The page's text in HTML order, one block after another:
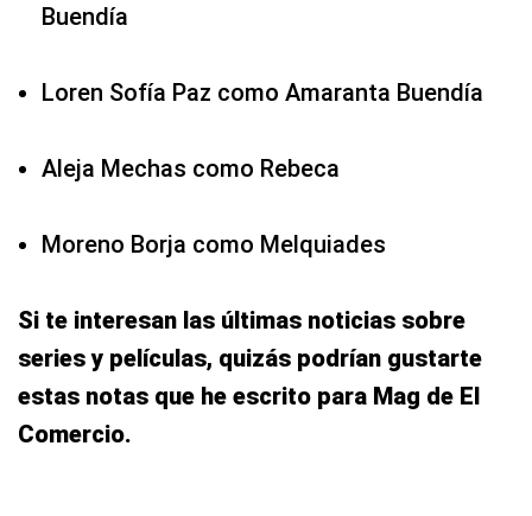
Buendía
Loren Sofía Paz como Amaranta Buendía
Aleja Mechas como Rebeca
Moreno Borja como Melquiades
Si te interesan las últimas noticias sobre
series y películas, quizás podrían gustarte
estas notas que he escrito para Mag de El
Comercio.